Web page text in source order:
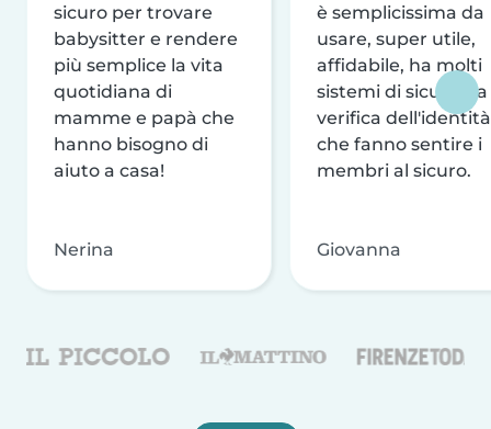
sicuro per trovare
babysitter e rendere
più semplice la vita
quotidiana di
mamme e papà che
hanno bisogno di
aiuto a casa!
Nerina
è semplicissima da
usare, super utile,
affidabile, ha molti
sistemi di sicurezza
verifica dell'identità
che fanno sentire i
membri al sicuro.
Giovanna